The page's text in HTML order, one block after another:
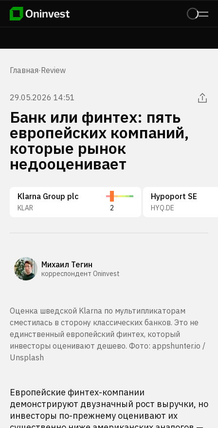
Главная·Review
29.05.2026 14:51
Банк или финтех: пять
европейских компаний,
которые рынок
недооценивает
Klarna Group plc
KLAR 2
Hypoport SE
HYQ.DE
Михаил Тегин
корреспондент Oninvest
Оценка шведской Klarna по мультипликаторам
сместилась в сторону классических банков. Это не
единственный европейский финтех, который
инвесторы оценивают дешево. Фото: appshunter.io /
Unsplash
Европейские финтех-компании
демонстрируют двузначный рост выручки, но
инвесторы по-прежнему оценивают их